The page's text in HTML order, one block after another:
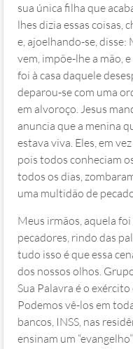
sua única filha que
lhes dizia essas coisas,
e, ajoelhando-se, disse:
vem, impõe-lhe a mão,
foi à casa daquele
deparou-se com uma
em alvoroço. Jesus
anuncia que a menina
estava viva. Eles, em
pois todos conheciam
todos os dias,
uma multidão de
Meus irmãos, aquela
pecadores, rindo das
tudo isso é que essa
dos nossos olhos.
Sua Palavra é o
Podemos vê-los em
bancos, INSS, nas
ensinam um